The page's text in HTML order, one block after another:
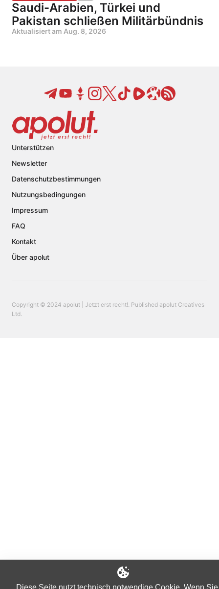
Saudi-Arabien, Türkei und
Pakistan schließen Militärbündnis
Aktualisiert am Aug. 8, 2026
Unterstützen
Newsletter
Datenschutzbestimmungen
Nutzungsbedingungen
Impressum
FAQ
Kontakt
Über apolut
Copyright © 2024 apolut | Jetzt erst recht!. Published apolut Creatives
Ltd.
Diese Seite nutzt technisch notwendige Cookie. Wenn